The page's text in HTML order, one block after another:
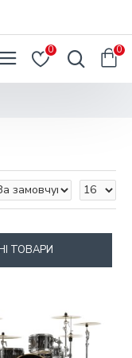
0 0
ТОВАРИ